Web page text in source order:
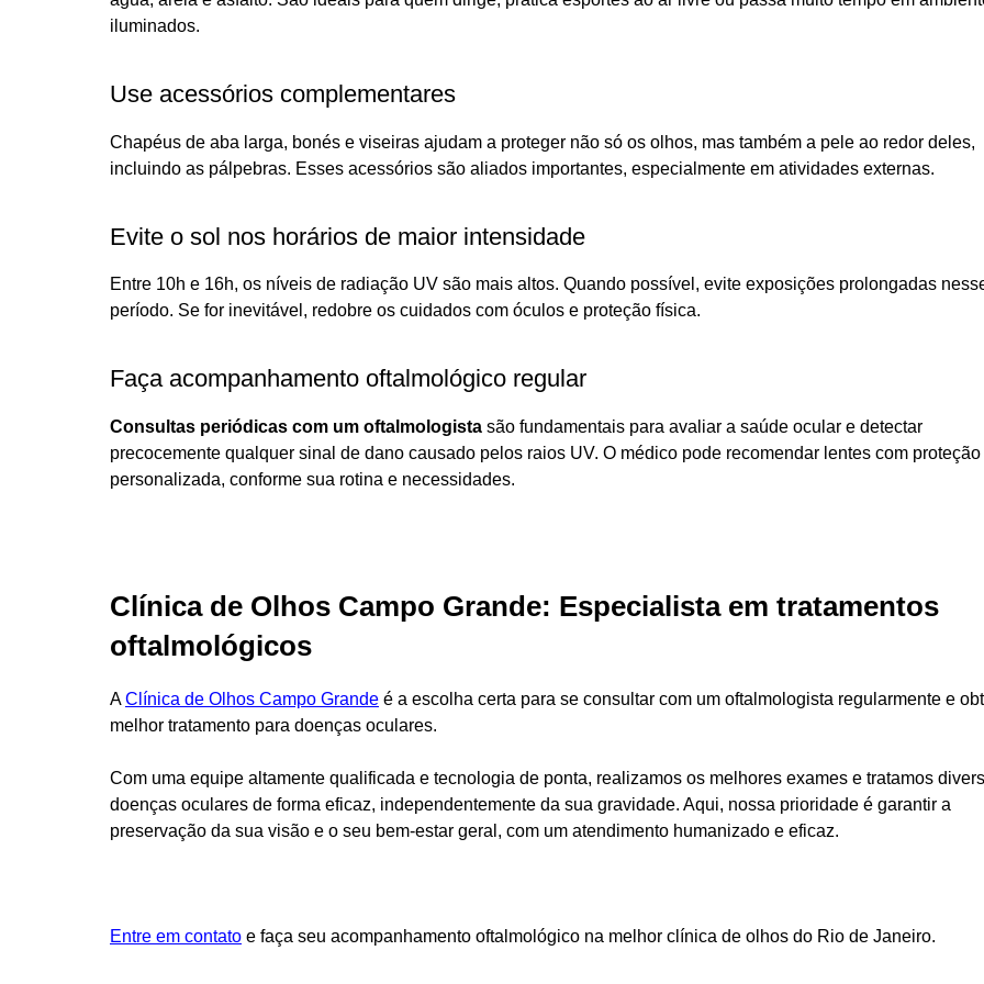
iluminados.
Use acessórios complementares
Chapéus de aba larga, bonés e viseiras ajudam a proteger não só os olhos, mas também a pele ao redor deles,
incluindo as pálpebras. Esses acessórios são aliados importantes, especialmente em atividades externas.
Evite o sol nos horários de maior intensidade
Entre 10h e 16h, os níveis de radiação UV são mais altos. Quando possível, evite exposições prolongadas
período. Se for inevitável, redobre os cuidados com óculos e proteção física.
Faça acompanhamento oftalmológico regular
Consultas periódicas com um oftalmologista são fundamentais para avaliar a saúde ocular e detectar
precocemente qualquer sinal de dano causado pelos raios UV. O médico pode recomendar lentes com proteção
personalizada, conforme sua rotina e necessidades.
Clínica de Olhos Campo Grande: Especialista em tratamentos
oftalmológicos
AClínica de Olhos Campo Grande é a escolha certa para se consultar com um oftalmologista regularmente e
melhor tratamento para doenças oculares.
Com uma equipe altamente qualificada e tecnologia de ponta, realizamos os melhores exames e tratamos
doenças oculares de forma eficaz, independentemente da sua gravidade. Aqui, nossa prioridade é garantir a
preservação da sua visão e o seu bem-estar geral, com um atendimento humanizado e eficaz.
Entre em contato e faça seu acompanhamento oftalmológico na melhor clínica de olhos do Rio de Janeiro.